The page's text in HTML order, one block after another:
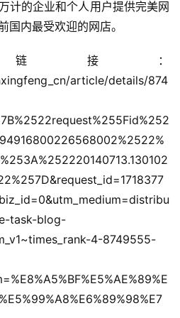
计的企业和个人用户提供完美网
国内最受欢迎的网店。
接：
article/details/874
task-blog-
4-8749555-